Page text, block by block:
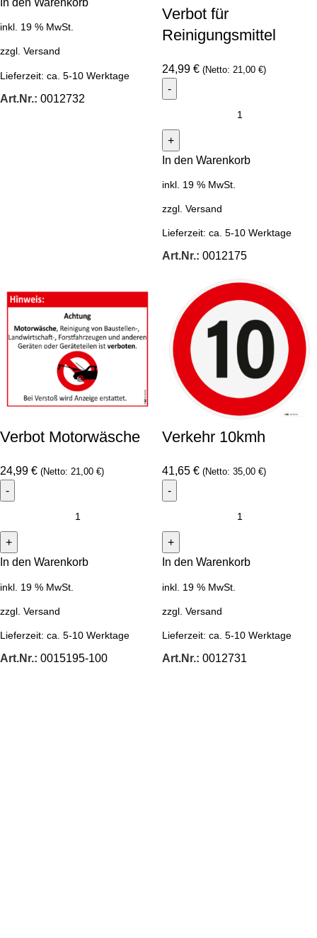
In den Warenkorb
inkl. 19 % MwSt.
zzgl. Versand
Lieferzeit: ca. 5-10 Werktage
Art.Nr.: 0012732
Verbot für
Reinigungsmittel
24,99 € (Netto: 21,00 €)
In den Warenkorb
inkl. 19 % MwSt.
zzgl. Versand
Lieferzeit: ca. 5-10 Werktage
Art.Nr.: 0012175
Verbot Motorwäsche
24,99 € (Netto: 21,00 €)
In den Warenkorb
inkl. 19 % MwSt.
zzgl. Versand
Lieferzeit: ca. 5-10 Werktage
Art.Nr.: 0015195-100
Verkehr 10kmh
41,65 € (Netto: 35,00 €)
In den Warenkorb
inkl. 19 % MwSt.
zzgl. Versand
Lieferzeit: ca. 5-10 Werktage
Art.Nr.: 0012731